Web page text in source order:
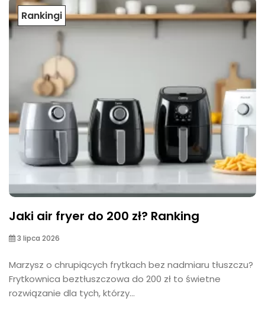
Rankingi
Jaki air fryer do 200 zł? Ranking
3 lipca 2026
Marzysz o chrupiących frytkach bez nadmiaru tłuszczu?
Frytkownica beztłuszczowa do 200 zł to świetne
rozwiązanie dla tych, którzy...